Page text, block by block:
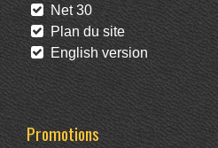
Net 30
Plan du site
English version
Promotions